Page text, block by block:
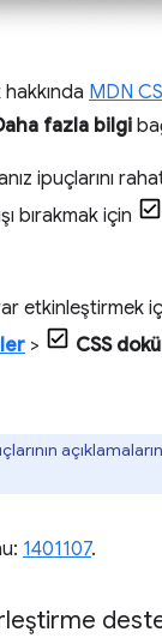
MDN
fazla bilgi
ipuçlarını
bırakmak için
etkinleştirmek
> CSS
1401107.